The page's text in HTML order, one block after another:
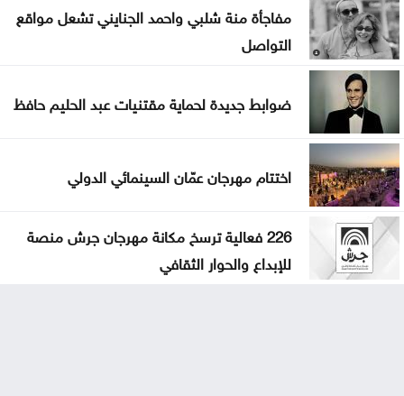
مفاجأة منة شلبي واحمد الجنايني تشعل مواقع
التواصل
ضوابط جديدة لحماية مقتنيات عبد الحليم حافظ
اختتام مهرجان عمّان السينمائي الدولي
226 فعالية ترسخ مكانة مهرجان جرش منصة
للإبداع والحوار الثقافي